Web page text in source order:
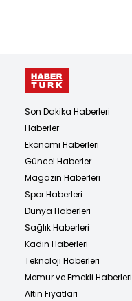
Son Dakika Haberleri
Haberler
Ekonomi Haberleri
Güncel Haberler
Magazin Haberleri
Spor Haberleri
Dünya Haberleri
Sağlık Haberleri
Kadın Haberleri
Teknoloji Haberleri
Memur ve Emekli Haberleri
Altın Fiyatları